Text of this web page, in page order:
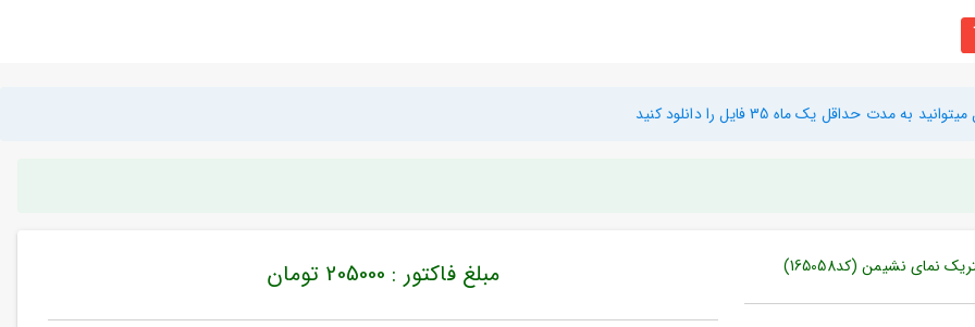
حداقل یک ماه 35 فایل را دانلود کنید
نشیمن (کد165058) مبلغ فاکتور : 205000 تومان